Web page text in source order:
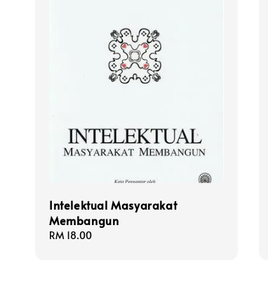
Intelektual Masyarakat
Membangun
Regular
RM 18.00